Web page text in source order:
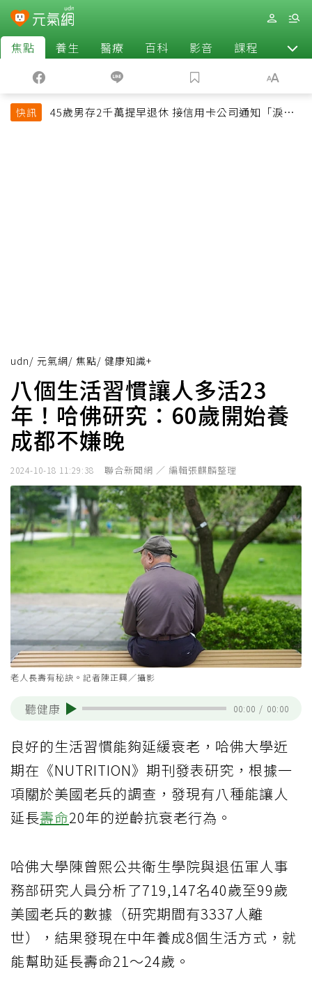
焦點 養生 醫療 百科 影音 課程 退休
快訊
45歲男存2千萬提早退休 接信用卡公司通知「淚回
udn/ 元氣網/ 焦點/ 健康知識+
八個生活習慣讓人多活23
年！哈佛研究：60歲開始養
成都不嫌晚
2024-10-18 11:29:38 聯合新聞網 ／ 編輯張麒麟整理
老人長壽有秘訣。記者陳正興／攝影
聽健康 00:00 / 00:00
良好的生活習慣能夠延緩衰老，哈佛大學近
期在《NUTRITION》期刊發表研究，根據一
項關於美國老兵的調查，發現有八種能讓人
延長壽命20年的逆齡抗衰老行為。
哈佛大學陳曾熙公共衛生學院與退伍軍人事
務部研究人員分析了719,147名40歲至99歲
美國老兵的數據（研究期間有3337人離
世），結果發現在中年養成8個生活方式，就
能幫助延長壽命21～24歲。